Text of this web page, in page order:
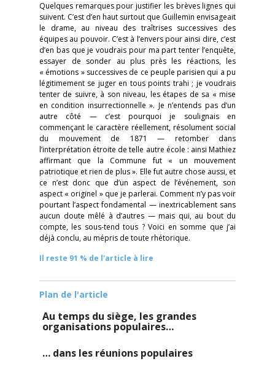
Quelques remarques pour justifier les brèves lignes qui
suivent. C’est d’en haut surtout que Guillemin envisageait
le drame, au niveau des traîtrises successives des
équipes au pouvoir. C’est à l’envers pour ainsi dire, c’est
d’en bas que je voudrais pour ma part tenter l’enquête,
essayer de sonder au plus près les réactions, les
« émotions » successives de ce peuple parisien qui a pu
légitimement se juger en tous points trahi ; je voudrais
tenter de suivre, à son niveau, les étapes de sa « mise
en condition insurrectionnelle ». Je n’entends pas d’un
autre côté — c’est pourquoi je soulignais en
commençant le caractère réellement, résolument social
du mouvement de 1871 — retomber dans
l’interprétation étroite de telle autre école : ainsi Mathiez
affirmant que la Commune fut « un mouvement
patriotique et rien de plus ». Elle fut autre chose aussi, et
ce n’est donc que d’un aspect de l’événement, son
aspect « originel » que je parlerai. Comment n’y pas voir
pourtant l’aspect fondamental — inextricablement sans
aucun doute mêlé à d’autres — mais qui, au bout du
compte, les sous-tend tous ? Voici en somme que j’ai
déjà conclu, au mépris de toute rhétorique.
Il reste 91 % de l'article à lire
Plan de l'article
Au temps du siège, les grandes
organisations populaires…
… dans les réunions populaires